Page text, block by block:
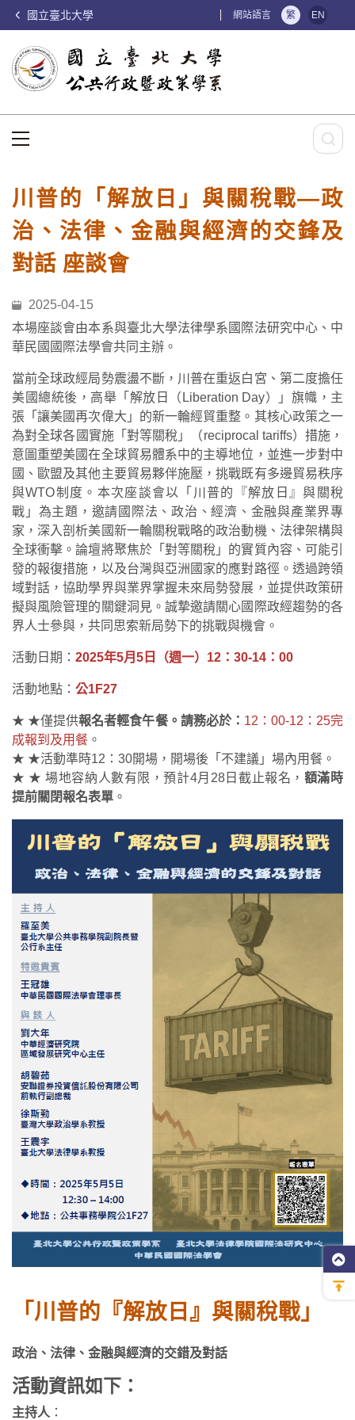
國立臺北大學 網站語言 繁 EN
川普的「解放日」與關稅戰—政
治、法律、金融與經濟的交鋒及
對話 座談會
2025-04-15
本場座談會由本系與臺北大學法律學系國際法研究中心、中
華民國國際法學會共同主辦。
當前全球政經局勢震盪不斷，川普在重返白宮、第二度擔任
美國總統後，高舉「解放日（Liberation Day）」旗幟，主
張「讓美國再次偉大」的新一輪經貿重整。其核心政策之一
為對全球各國實施「對等關稅」（reciprocal tariffs）措施，
意圖重塑美國在全球貿易體系中的主導地位，並進一步對中
國、歐盟及其他主要貿易夥伴施壓，挑戰既有多邊貿易秩序
與WTO制度。本次座談會以「川普的『解放日』與關稅
戰」為主題，邀請國際法、政治、經濟、金融與產業界專
家，深入剖析美國新一輪關稅戰略的政治動機、法律架構與
全球衝擊。論壇將聚焦於「對等關稅」的實質內容、可能引
發的報復措施，以及台灣與亞洲國家的應對路徑。透過跨領
域對話，協助學界與業界掌握未來局勢發展，並提供政策研
擬與風險管理的關鍵洞見。誠摯邀請關心國際政經趨勢的各
界人士參與，共同思索新局勢下的挑戰與機會。
活動日期： 2025年5月5日（週一）12：30-14：00
活動地點： 公1F27
★ ★僅提供報名者輕食午餐。請務必於： 12：00-12：25完
成報到及用餐 。
★ ★活動準時12：30開場，開場後「不建議」場內用餐。
★ ★ 場地容納人數有限，預計4月28日截止報名， 額滿時
提前關閉報名表單 。
「川普的『解放日』與關稅戰」
政治、法律、金融與經濟的交錯及對話
活動資訊如下：
主持人 ：